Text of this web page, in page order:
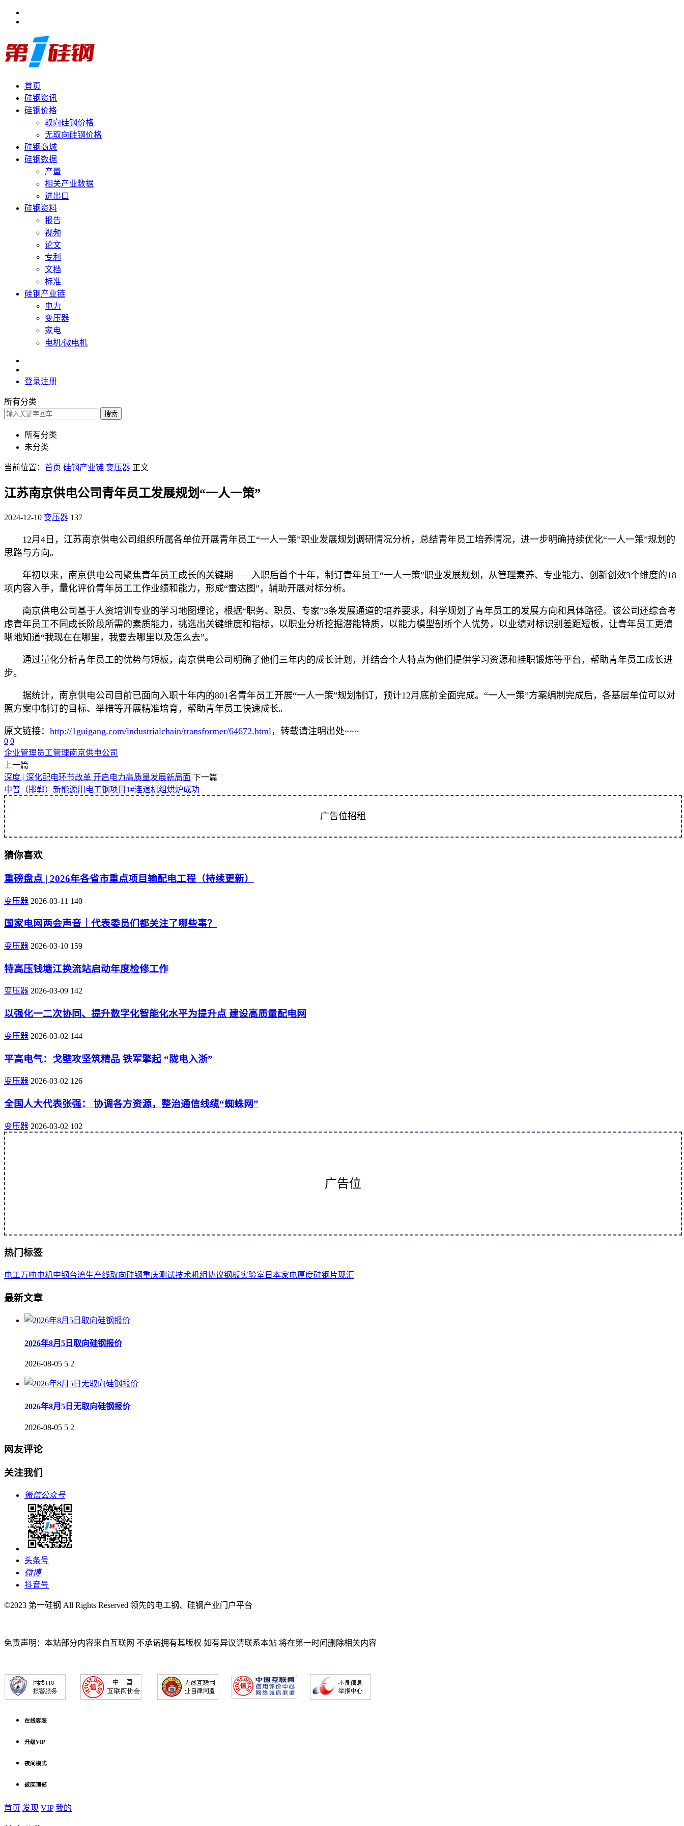
首页
硅钢资讯
硅钢价格
取向硅钢价格
无取向硅钢价格
硅钢商城
硅钢数据
产量
相关产业数据
进出口
硅钢资料
报告
视频
论文
专利
文档
标准
硅钢产业链
电力
变压器
家电
电机/微电机
登录注册
所有分类
搜索
所有分类
未分类
当前位置： 首页 硅钢产业链 变压器 正文
江苏南京供电公司青年员工发展规划“一人一策”
2024-12-10 变压器 137
12月4日，江苏南京供电公司组织所属各单位开展青年员工“一人一策”职业发展规划调研情况分析，总结青年员工培养情况，进一步明确持续优化“一人一策”规划的
思路与方向。
年初以来，南京供电公司聚焦青年员工成长的关键期——入职后首个十年，制订青年员工“一人一策”职业发展规划，从管理素养、专业能力、创新创效3个维度的18
项内容入手，量化评价青年员工工作业绩和能力，形成“雷达图”，辅助开展对标分析。
南京供电公司基于人资培训专业的学习地图理论，根据“职务、职员、专家”3条发展通道的培养要求，科学规划了青年员工的发展方向和具体路径。该公司还综合考
虑青年员工不同成长阶段所需的素质能力，挑选出关键维度和指标，以职业分析挖掘潜能特质，以能力模型剖析个人优势，以业绩对标识别差距短板，让青年员工更清
晰地知道“我现在在哪里，我要去哪里以及怎么去”。
通过量化分析青年员工的优势与短板，南京供电公司明确了他们三年内的成长计划，并结合个人特点为他们提供学习资源和挂职锻炼等平台，帮助青年员工成长进
步。
据统计，南京供电公司目前已面向入职十年内的801名青年员工开展“一人一策”规划制订，预计12月底前全面完成。“一人一策”方案编制完成后，各基层单位可以对
照方案中制订的目标、举措等开展精准培育，帮助青年员工快速成长。
原文链接： http://1guigang.com/industrialchain/transformer/64672.html，转载请注明出处~~~
0 0
企业管理员工管理南京供电公司
上一篇
深度 | 深化配电环节改革 开启电力高质量发展新局面 下一篇
中普（邯郸）新能源用电工钢项目1#连退机组烘炉成功
广告位招租
猜你喜欢
重磅盘点 | 2026年各省市重点项目输配电工程（持续更新）
变压器 2026-03-11 140
国家电网两会声音｜代表委员们都关注了哪些事？
变压器 2026-03-10 159
特高压钱塘江换流站启动年度检修工作
变压器 2026-03-09 142
以强化一二次协同、提升数字化智能化水平为提升点 建设高质量配电网
变压器 2026-03-02 144
平高电气：戈壁攻坚筑精品 铁军擎起 “陇电入浙”
变压器 2026-03-02 126
全国人大代表张强： 协调各方资源，整治通信线缆“蜘蛛网”
变压器 2026-03-02 102
广告位
热门标签
电工万吨电机中钢台湾生产线取向硅钢重庆测试技术机组协议钢板实验室 日本家电厚度硅钢片现汇
最新文章
2026年8月5日取向硅钢报价
2026-08-05 5 2
2026年8月5日无取向硅钢报价
2026-08-05 5 2
网友评论
关注我们
微信公众号
头条号
微博
抖音号
©2023 第一硅钢 All Rights Reserved 领先的电工钢、硅钢产业门户平台
免责声明：本站部分内容来自互联网 不承诺拥有其版权 如有异议请联系本站 将在第一时间删除相关内容
在线客服
升级VIP
夜间模式
返回顶部
首页 发现 VIP 我的